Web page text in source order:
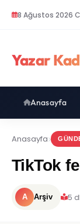
8 Ağustos 2026
Yazar
Anasayfa
Anasayfa
TikTok
A Arşiv 5